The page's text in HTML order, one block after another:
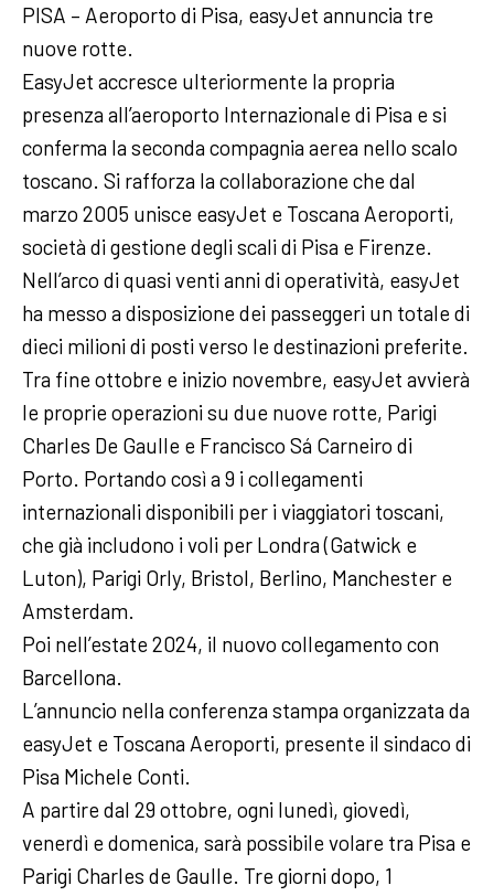
PISA – Aeroporto di Pisa, easyJet annuncia tre
nuove rotte.
EasyJet accresce ulteriormente la propria
presenza all’aeroporto Internazionale di Pisa e si
conferma la seconda compagnia aerea nello scalo
toscano. Si rafforza la collaborazione che dal
marzo 2005 unisce easyJet e Toscana Aeroporti,
società di gestione degli scali di Pisa e Firenze.
Nell’arco di quasi venti anni di operatività, easyJet
ha messo a disposizione dei passeggeri un totale di
dieci milioni di posti verso le destinazioni preferite.
Tra fine ottobre e inizio novembre, easyJet avvierà
le proprie operazioni su due nuove rotte, Parigi
Charles De Gaulle e Francisco Sá Carneiro di
Porto. Portando così a 9 i collegamenti
internazionali disponibili per i viaggiatori toscani,
che già includono i voli per Londra (Gatwick e
Luton), Parigi Orly, Bristol, Berlino, Manchester e
Amsterdam.
Poi nell’estate 2024, il nuovo collegamento con
Barcellona.
L’annuncio nella conferenza stampa organizzata da
easyJet e Toscana Aeroporti, presente il sindaco di
Pisa Michele Conti.
A partire dal 29 ottobre, ogni lunedì, giovedì,
venerdì e domenica, sarà possibile volare tra Pisa e
Parigi Charles de Gaulle. Tre giorni dopo, 1